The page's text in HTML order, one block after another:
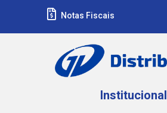
Notas Fiscais
Institucional